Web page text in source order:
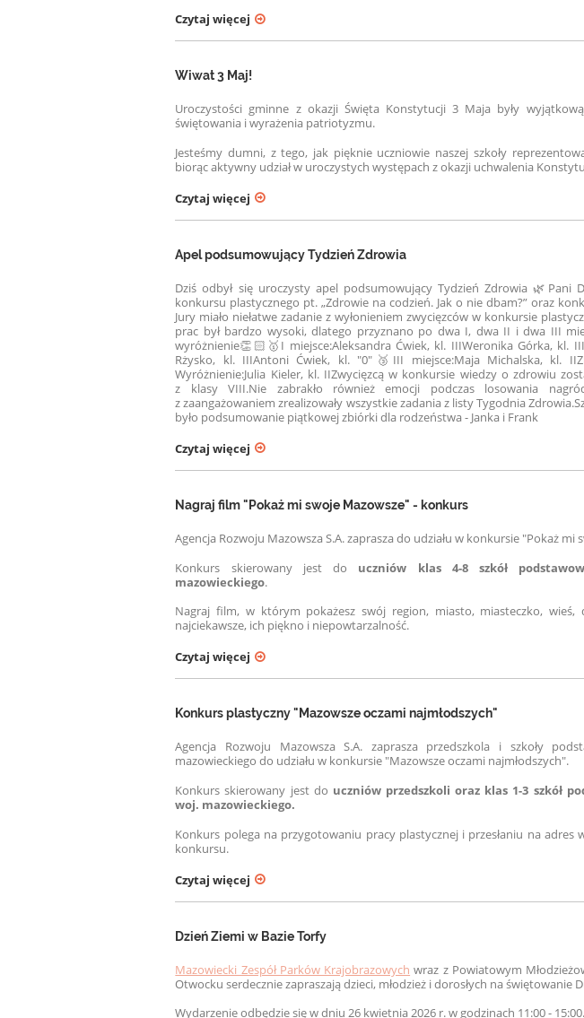
Czytaj więcej
Wiwat 3 Maj!
Uroczystości gminne z okazji Święta Konstytucji 3 Maja były
świętowania i wyrażenia patriotyzmu.
Jesteśmy dumni, z tego, jak pięknie uczniowie naszej szkoły
biorąc aktywny udział w uroczystych występach z okazji uchwalenia
Czytaj więcej
Apel podsumowujący Tydzień Zdrowia
Dziś odbył się uroczysty apel podsumowujący Tydzień Zdrowia 🌿 Pani
konkursu plastycznego pt. „Zdrowie na codzień. Jak o nie dbam?” oraz
Jury miało niełatwe zadanie z wyłonieniem zwycięzców w konkursie
prac był bardzo wysoki, dlatego przyznano po dwa I, dwa II i dwa III
wyróżnienie👏🏻 🥇I miejsce:Aleksandra Ćwiek, kl. IIIWeronika Górka, kl. III
Rżysko, kl. IIIAntoni Ćwiek, kl. "0"🥉III miejsce:Maja Michalska, kl. II
Wyróżnienie:Julia Kieler, kl. IIZwycięzcą w konkursie wiedzy o zdrowiu
z klasy VIII.Nie zabrakło również emocji podczas losowania
z zaangażowaniem zrealizowały wszystkie zadania z listy Tygodnia Zdrowia.
było podsumowanie piątkowej zbiórki dla rodzeństwa - Janka i Frank
Czytaj więcej
Nagraj film "Pokaż mi swoje Mazowsze" - konkurs
Agencja Rozwoju Mazowsza S.A. zaprasza do udziału w konkursie "Pokaż mi
Konkurs skierowany jest do uczniów klas 4-8 szkół
mazowieckiego.
Nagraj film, w którym pokażesz swój region, miasto, miasteczko,
najciekawsze, ich piękno i niepowtarzalność.
Czytaj więcej
Konkurs plastyczny "Mazowsze oczami najmłodszych"
Agencja Rozwoju Mazowsza S.A. zaprasza przedszkola i szkoły
mazowieckiego do udziału w konkursie "Mazowsze oczami najmłodszych".
Konkurs skierowany jest do uczniów przedszkoli oraz klas 1-3 szkół
woj. mazowieckiego.
Konkurs polega na przygotowaniu pracy plastycznej i przesłaniu na adres
konkursu.
Czytaj więcej
Dzień Ziemi w Bazie Torfy
Mazowiecki Zespół Parków Krajobrazowych wraz z Powiatowym
Otwocku serdecznie zapraszają dzieci, młodzież i dorosłych na świętowanie
Wydarzenie odbędzie się w dniu 26 kwietnia 2026 r. w godzinach 11:00 - 15:00.